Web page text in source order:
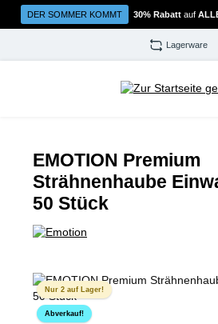
Zum Hauptinhalt springen
DER SOMMER KOMMT 30% Rabatt auf
Lagerware
EMOTION Premium
Strähnenhaube
50 Stück
Bildergalerie überspringen
Nur 2 auf Lager!
Abverkauf!